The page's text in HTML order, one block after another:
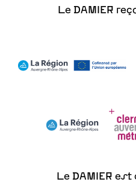
Le DAMIER
Le DAMIER